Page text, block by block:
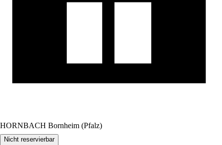
HORNBACH Bornheim (Pfalz)
Nicht reservierbar